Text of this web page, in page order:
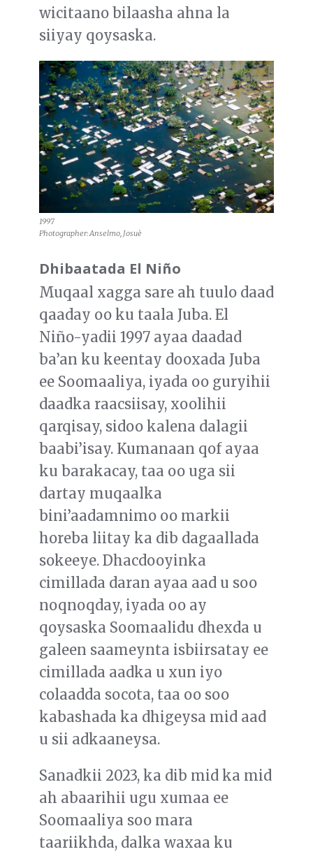
wicitaano bilaasha ahna la
siiyay qoysaska.
1997
Photographer: Anselmo, Josuè
Dhibaatada El Niño
Muqaal xagga sare ah tuulo daad
qaaday oo ku taala Juba. El
Niño-yadii 1997 ayaa daadad
ba’an ku keentay dooxada Juba
ee Soomaaliya, iyada oo guryihii
daadka raacsiisay, xoolihii
qarqisay, sidoo kalena dalagii
baabi’isay. Kumanaan qof ayaa
ku barakacay, taa oo uga sii
dartay muqaalka
bini’aadamnimo oo markii
horeba liitay ka dib dagaallada
sokeeye. Dhacdooyinka
cimillada daran ayaa aad u soo
noqnoqday, iyada oo ay
qoysaska Soomaalidu dhexda u
galeen saameynta isbiirsatay ee
cimillada aadka u xun iyo
colaadda socota, taa oo soo
kabashada ka dhigeysa mid aad
u sii adkaaneysa.
Sanadkii 2023, ka dib mid ka mid
ah abaarihii ugu xumaa ee
Soomaaliya soo mara
taariikhda, dalka waxaa ku